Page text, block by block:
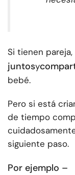
Si tienen
juntosy
bebé.
Pero si está
de tiempo
siguiente paso.
Por ejemplo –